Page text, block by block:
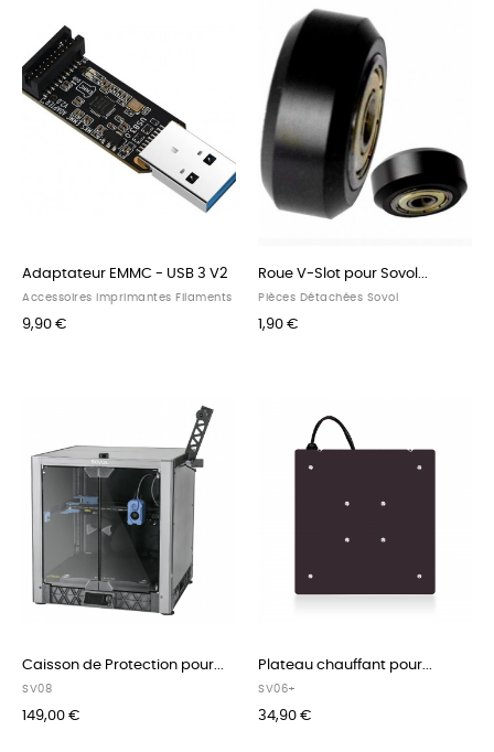
Adaptateur EMMC - USB 3 V2
Accessoires Imprimantes Filaments
9,90 €
Roue V-Slot pour Sovol...
Pièces Détachées Sovol
1,90 €
Caisson de Protection pour...
SV08
149,00 €
Plateau chauffant pour...
SV06+
34,90 €